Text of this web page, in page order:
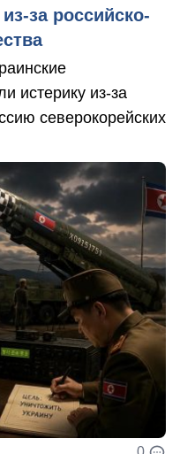
за российско-
истерику из-за
северокорейских